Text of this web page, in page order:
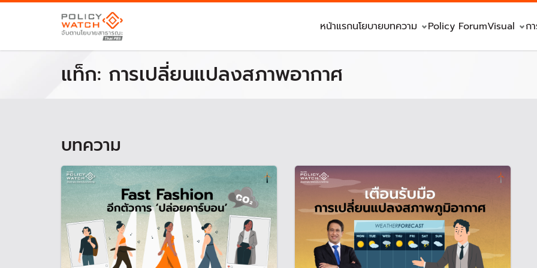
หน้าแรกนโยบายบทความ Policy ForumVisual ก
แท็ก: การเปลี่ยนแปลงสภาพอากาศ
บทความ